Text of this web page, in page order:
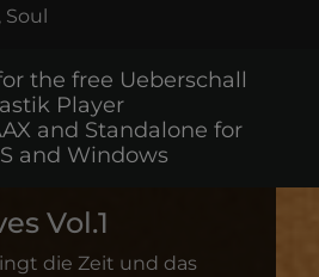
Soul
the free Ueberschall
Player
and Standalone for
and Windows
Vol.1
die Zeit und das